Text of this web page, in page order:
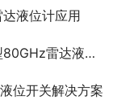
液位计应用
雷达液位计
位开关解决方案